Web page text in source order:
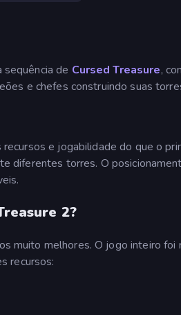
de Cursed Treasure,
e chefes construindo suas
e jogabilidade do que o
diferentes torres. O
2?
muito melhores. O jogo inteiro
recursos: